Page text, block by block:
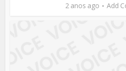
2 anos ago Add